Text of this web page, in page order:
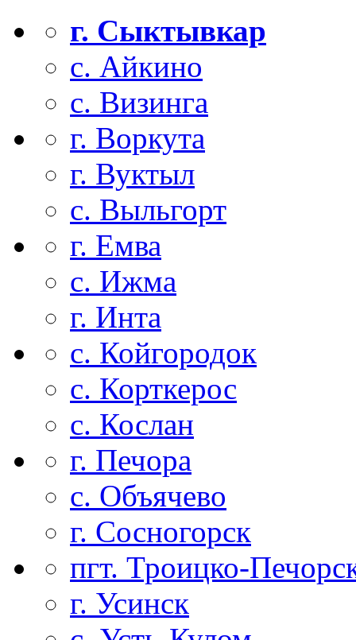
г. Сыктывкар
с. Айкино
с. Визинга
г. Воркута
г. Вуктыл
с. Выльгорт
г. Емва
с. Ижма
г. Инта
с. Койгородок
с. Корткерос
с. Кослан
г. Печора
с. Объячево
г. Сосногорск
пгт. Троицко-
г. Усинск